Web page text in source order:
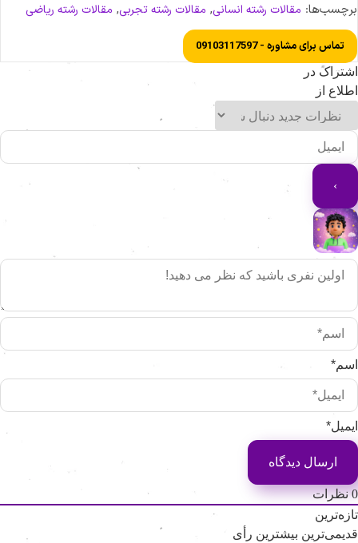
مقالات رشته انسانی, مقالات رشته تجربی, مقالات رشته ریاضی
تماس برای مشاوره - 09103117597
در
از
نظرات
بیشترین رأی